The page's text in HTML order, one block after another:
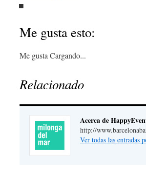
Me gusta esto:
Me gusta Cargando...
Relacionado
Acerca de
http://
Ver todas las entradas